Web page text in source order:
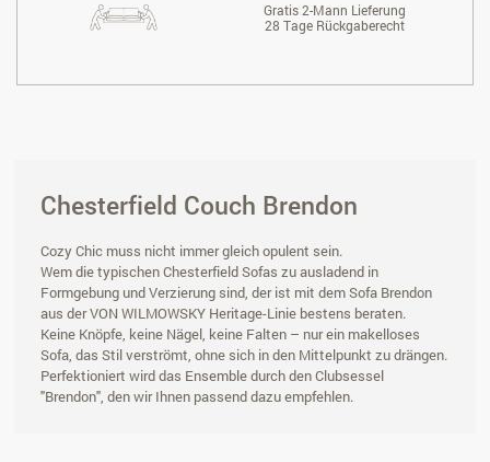
Gratis 2-Mann Lieferung
28 Tage Rückgaberecht
Chesterfield Couch Brendon
Cozy Chic muss nicht immer gleich opulent sein.
Wem die typischen Chesterfield Sofas zu ausladend in
Formgebung und Verzierung sind, der ist mit dem Sofa Brendon
aus der VON WILMOWSKY Heritage-Linie bestens beraten.
Keine Knöpfe, keine Nägel, keine Falten – nur ein makelloses
Sofa, das Stil verströmt, ohne sich in den Mittelpunkt zu drängen.
Perfektioniert wird das Ensemble durch den Clubsessel
"Brendon", den wir Ihnen passend dazu empfehlen.